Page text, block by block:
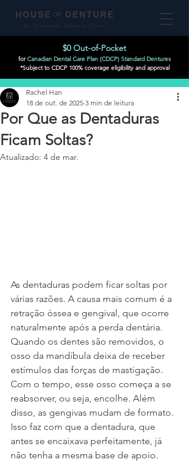
$0 Out-of-Pocket
forCanadian Dental Care Plan (CDCP) Standard Dentures
*Subject to CDCP 100% coverage eligibility and approval
By Stonegate Denture Clinic
Por Que as Dentaduras
Ficam Soltas?
Rachel Han
18 de out. de 2025 3 min de leitura
Atualizado: 4 de mar.
As dentaduras podem ficar soltas por
várias razões. A causa mais comum é a
retração óssea e gengival, que ocorre
naturalmente após a perda dentária.
Quando os dentes são removidos, o
osso da mandíbula deixa de receber
estímulos das forças de mastigação.
Com o tempo, esse osso começa a se
reabsorver, ou seja, encolhe. Além
disso, as gengivas mudam de formato.
Isso faz com que a dentadura, que
antes se encaixava perfeitamente, já
não tenha a mesma base de apoio.